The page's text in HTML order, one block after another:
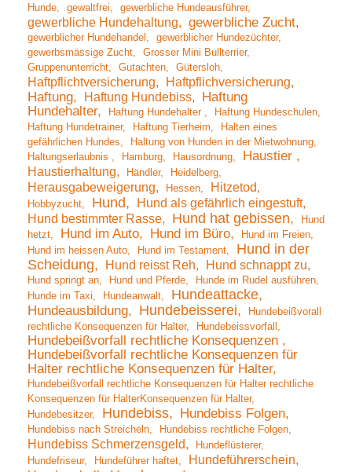
Hunde
gewaltfrei gewerbliche Hundeausführer
gewerbliche Hundehaltung gewerbliche Zucht
gewerblicher Hundehandel
gewerblicher Hundezüchter
gewerbsmässige Zucht
Grosser Mini Bullterrier
Gruppenunterricht
Gutachten Gütersloh
Haftpflichtversicherung Haftpflichversicherung
Haftung Haftung Hundebiss
Haftung
Hundehalter
Haftung Hundehalter
Haftung Hundeschulen
Haftung Hundetrainer
Haftung Tierheim
Halten eines
gefährlichen Hundes
Haltung von Hunden in der Mietwohnung
Haltungserlaubnis
Hamburg Hausordnung Haustier
Haustierhaltung Händler Heidelberg
Herausgabeweigerung Hessen Hitzetod
Hobbyzucht Hund
Hund als gefährlich eingestuft
Hund bestimmter Rasse
Hund hat gebissen
Hund
hetzt
Hund im Auto Hund im Büro
Hund im Freien
Hund im heissen Auto
Hund im Testament
Hund in der
Scheidung
Hund reisst Reh Hund schnappt zu
Hund springt an Hund und Pferde
Hunde im Rudel ausführen
Hunde im Taxi
Hundeanwalt Hundeattacke
Hundeausbildung Hundebeisserei
Hundebeißvorall
rechtliche Konsequenzen für Halter
Hundebeissvorfall
Hundebeißvorfall rechtliche Konsequenzen
Hundebeißvorfall rechtliche Konsequenzen für
Halter rechtliche Konsequenzen für Halter
Hundebeißvorfall rechtliche Konsequenzen für Halter rechtliche
Konsequenzen für HalterKonsequenzen für Halter
Hundebesitzer
Hundebiss Hundebiss Folgen
Hundebiss nach Streicheln Hundebiss rechtliche Folgen
Hundebiss Schmerzensgeld
Hundeflüsterer
Hundefriseur
Hundeführer haftet
Hundeführerschein